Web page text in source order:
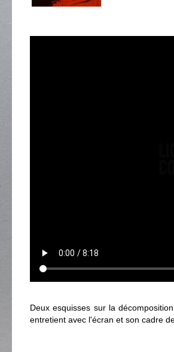
Deux esquisses sur la
entretient avec l'écran et son cadre